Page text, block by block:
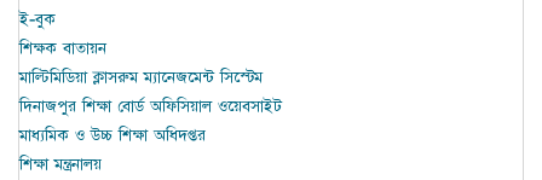
ই-বুক
শিক্ষক বাতায়ন
মাল্টিমিডিয়া ক্লাসরুম ম্যানেজমেন্ট সিস্টেম
দিনাজপুর শিক্ষা বোর্ড অফিসিয়াল ওয়েবসাইট
মাধ্যমিক ও উচ্চ শিক্ষা অধিদপ্তর
শিক্ষা মন্ত্রনালয়